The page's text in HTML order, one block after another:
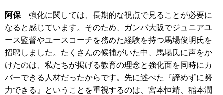
阿保強化に関しては、長期的な視点で見ることが必要に
なると感じています。そのため、ガンバ大阪でジュニアユ
ース監督やユースコーチを務めた経験を持つ馬場俊明氏を
招聘しました。たくさんの候補がいた中、馬場氏に声をか
けたのは、私たちが掲げる教育の理念と強化面を同時にカ
バーできる人材だったからです。先に述べた『諦めずに努
力できる』ということを重視するのは、宮本恒靖、稲本潤